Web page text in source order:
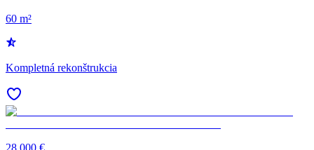
60 m²
Kompletná rekonštrukcia
28 000 €